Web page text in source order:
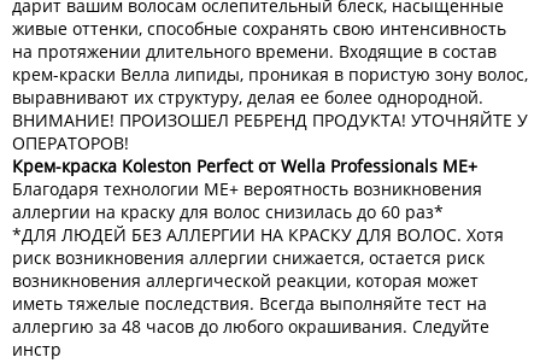
дарит вашим волосам ослепительный блеск, насыщенные
живые оттенки, способные сохранять свою интенсивность
на протяжении длительного времени. Входящие в состав
крем-краски Велла липиды, проникая в пористую зону волос,
выравнивают их структуру, делая ее более однородной.
ВНИМАНИЕ! ПРОИЗОШЕЛ РЕБРЕНД ПРОДУКТА! УТОЧНЯЙТЕ У
ОПЕРАТОРОВ!
Крем-краска Koleston Perfect от Wella Professionals ME+
Благодаря технологии МE+ вероятность возникновения
аллергии на краску для волос снизилась до 60 раз*
*ДЛЯ ЛЮДЕЙ БЕЗ АЛЛЕРГИИ НА КРАСКУ ДЛЯ ВОЛОС. Хотя
риск возникновения аллергии снижается, остается риск
возникновения аллергической реакции, которая может
иметь тяжелые последствия. Всегда выполняйте тест на
аллергию за 48 часов до любого окрашивания. Следуйте
инстр